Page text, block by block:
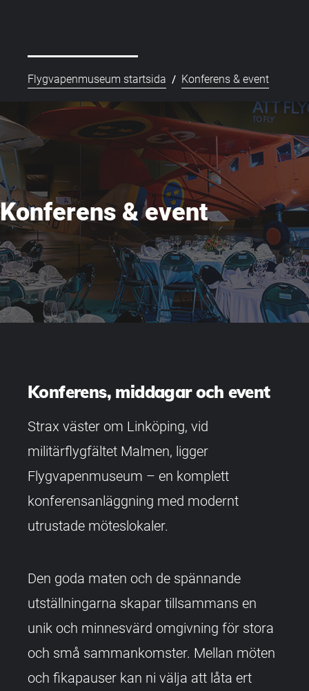
Flygvapenmuseum startsida / Konferens & event
Konferens & event
Konferens, middagar och event
Strax väster om Linköping, vid
militärflygfältet Malmen, ligger
Flygvapenmuseum – en komplett
konferensanläggning med modernt
utrustade möteslokaler.
Den goda maten och de spännande
utställningarna skapar tillsammans en
unik och minnesvärd omgivning för stora
och små sammankomster. Mellan möten
och fikapauser kan ni välja att låta ert